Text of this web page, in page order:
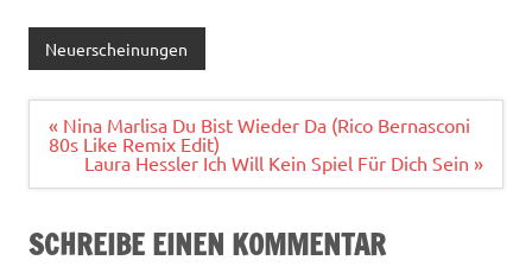
e
b
o
o
k
it
te
r
ai
l
n
Neuerscheinungen
Beitragsnavigation
« Nina Marlisa Du Bist Wieder Da (Rico Bernasconi
80s Like Remix Edit)
Laura Hessler Ich Will Kein Spiel Für Dich Sein »
SCHREIBE EINEN KOMMENTAR